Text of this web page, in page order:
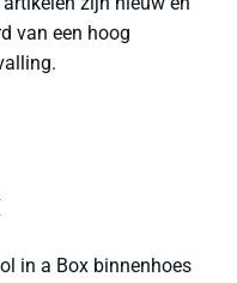
van een hoog
in a Box binnenhoes